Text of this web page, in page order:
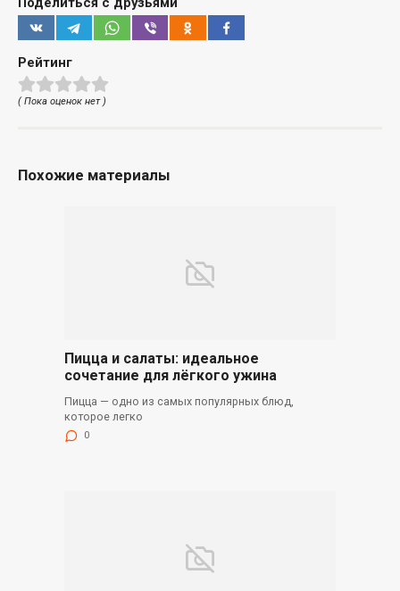
Рейтинг
( Пока оценок нет )
Похожие материалы
Пицца и салаты: идеальное
сочетание для лёгкого ужина
Пицца — одно из самых популярных блюд,
которое легко
0